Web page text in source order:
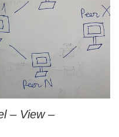
– View –